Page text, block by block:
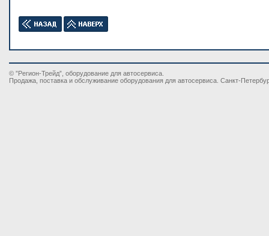
© ”Регион-Трейд”, оборудование для автосервиса.
Продажа, поставка и обслуживание оборудования для автосервиса. Санкт-